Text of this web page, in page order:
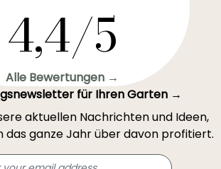
4,4/5
Alle Bewertungen →
für Ihren Garten →
aktuellen Nachrichten und Ideen,
das ganze Jahr über davon profitiert.